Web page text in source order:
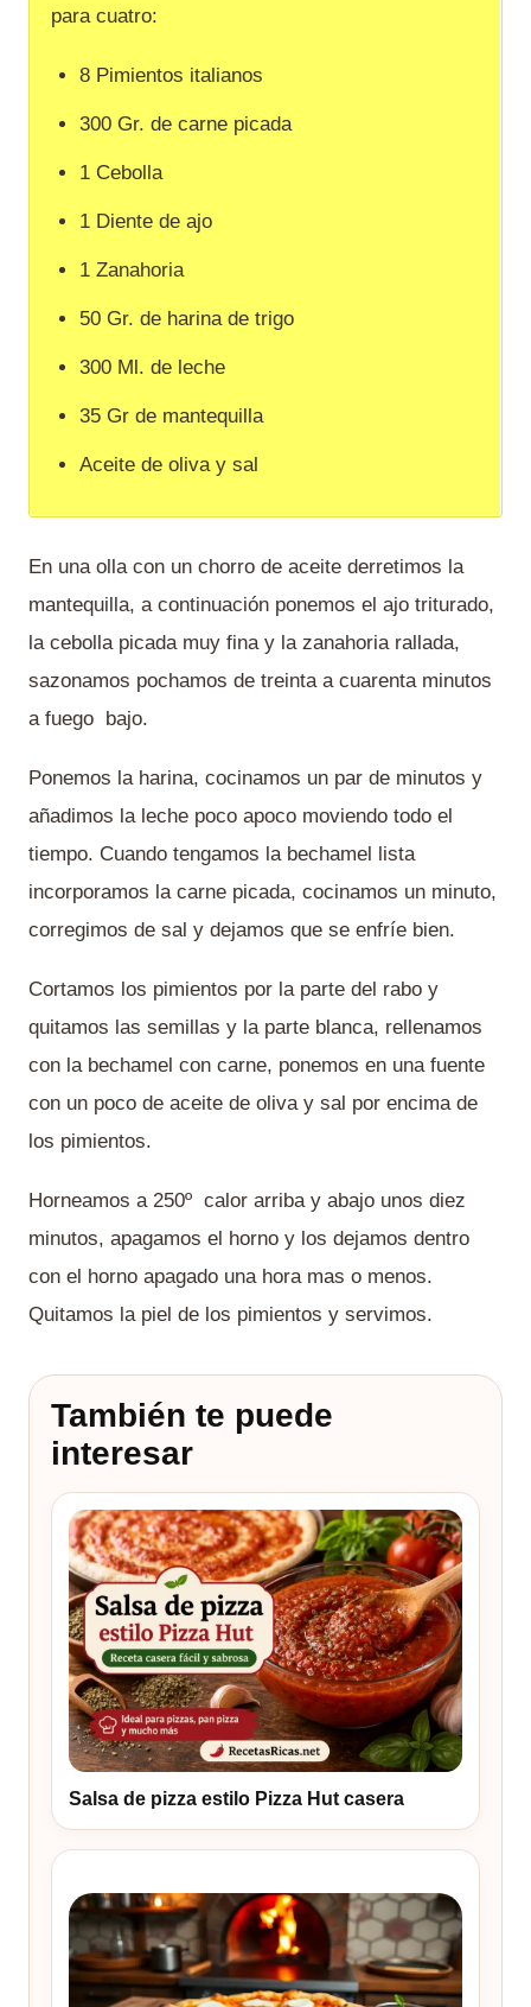
para cuatro:
8 Pimientos italianos
300 Gr. de carne picada
1 Cebolla
1 Diente de ajo
1 Zanahoria
50 Gr. de harina de trigo
300 Ml. de leche
35 Gr de mantequilla
Aceite de oliva y sal
En una olla con un chorro de aceite derretimos la
mantequilla, a continuación ponemos el ajo triturado,
la cebolla picada muy fina y la zanahoria rallada,
sazonamos pochamos de treinta a cuarenta minutos
a fuego bajo.
Ponemos la harina, cocinamos un par de minutos y
añadimos la leche poco apoco moviendo todo el
tiempo. Cuando tengamos la bechamel lista
incorporamos la carne picada, cocinamos un minuto,
corregimos de sal y dejamos que se enfríe bien.
Cortamos los pimientos por la parte del rabo y
quitamos las semillas y la parte blanca, rellenamos
con la bechamel con carne, ponemos en una fuente
con un poco de aceite de oliva y sal por encima de
los pimientos.
Horneamos a 250º calor arriba y abajo unos diez
minutos, apagamos el horno y los dejamos dentro
con el horno apagado una hora mas o menos.
Quitamos la piel de los pimientos y servimos.
También te puede
interesar
Salsa de pizza estilo Pizza Hut casera